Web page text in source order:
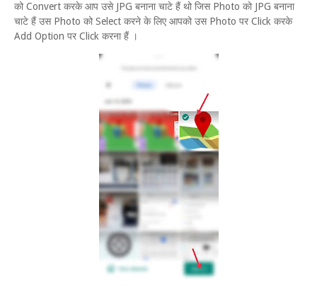
को Convert करके आप उसे JPG बनाना चाटे हैं थो जिस Photo को JPG बनाना
चाटे हैं उस Photo को Select करने के लिए आपको उस Photo पर Click करके
Add Option पर Click करना हैं ।